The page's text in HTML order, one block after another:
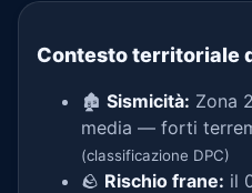
Contesto territoriale
🏚️ Sismicità: Zona
media — forti
(classificazione DPC)
🪨 Rischio frane: il